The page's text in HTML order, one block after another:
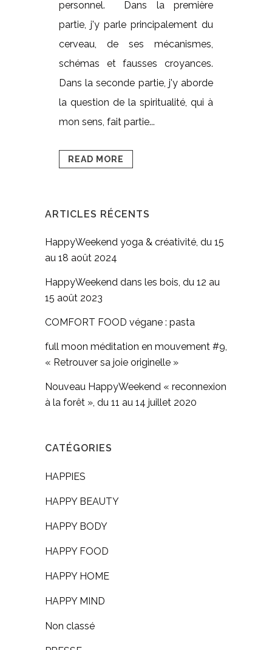
personnel. Dans la première
partie, j'y parle principalement du
cerveau, de ses mécanismes,
schémas et fausses croyances.
Dans la seconde partie, j'y aborde
la question de la spiritualité, qui à
mon sens, fait partie...
READ MORE
ARTICLES RÉCENTS
HappyWeekend yoga & créativité, du 15
au 18 août 2024
HappyWeekend dans les bois, du 12 au
15 août 2023
COMFORT FOOD végane : pasta
full moon méditation en mouvement #9,
« Retrouver sa joie originelle »
Nouveau HappyWeekend « reconnexion
à la forêt », du 11 au 14 juillet 2020
CATÉGORIES
HAPPIES
HAPPY BEAUTY
HAPPY BODY
HAPPY FOOD
HAPPY HOME
HAPPY MIND
Non classé